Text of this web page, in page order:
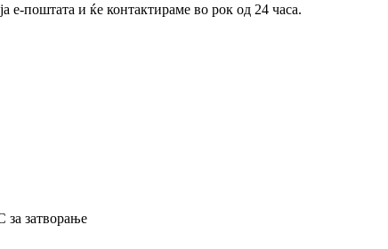
е-поштата и ќе контактираме во рок од 24 часа.
за затворање